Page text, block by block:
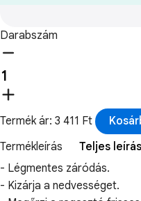
Darabszám
Termék ár: 3 411 Ft
Termékleírás
Teljes leírás
- Légmentes záródás.
- Kizárja a nedvességet.